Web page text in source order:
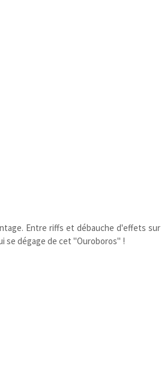
Entre riffs et débauche d'effets sur
se dégage de cet "Ouroboros" !